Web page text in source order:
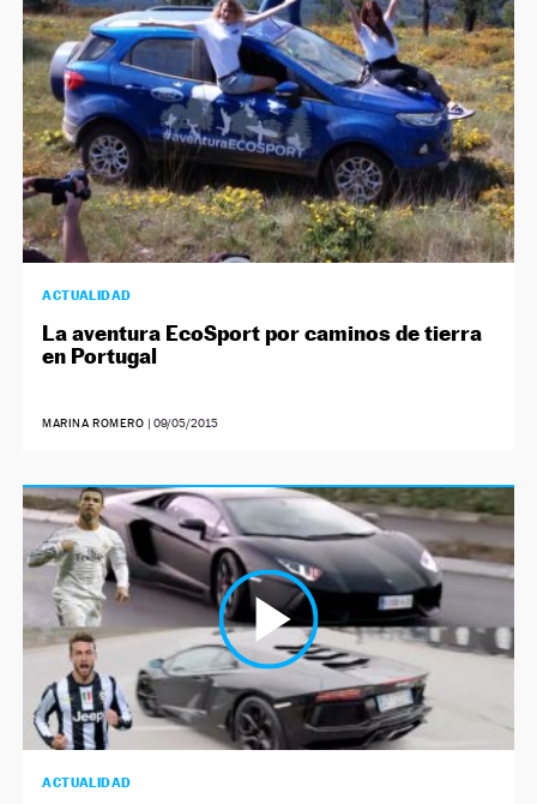
ACTUALIDAD
La aventura EcoSport por caminos de tierra
en Portugal
MARINA ROMERO | 09/05/2015
ACTUALIDAD